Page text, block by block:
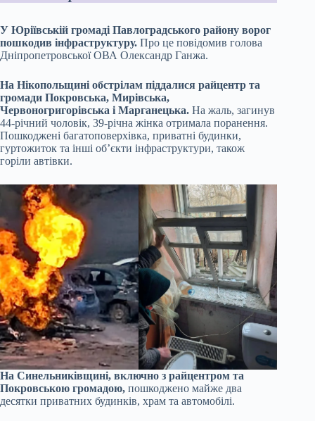
У Юріївській громаді Павлоградського району ворог
пошкодив інфраструктуру. Про це повідомив голова
Дніпропетровської ОВА Олександр Ганжа.
На Нікопольщині обстрілам піддалися райцентр та
громади Покровська, Мирівська,
Червоногригорівська і Марганецька. На жаль, загинув
44-річний чоловік, 39-річна жінка отримала поранення.
Пошкоджені багатоповерхівка, приватні будинки,
гуртожиток та інші об’єкти інфраструктури, також
горіли автівки.
На Синельниківщині, включно з райцентром та
Покровською громадою, пошкоджено майже два
десятки приватних будинків, храм та автомобілі.